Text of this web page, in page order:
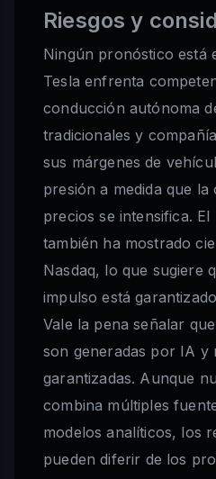
Riesgos y
Ningún pronóstico está
Tesla enfrenta
conducción autónoma
tradicionales y
sus márgenes de
presión a medida que la
precios se intensifica.
también ha mostrado
Nasdaq, lo que sugiere
impulso está
Vale la pena señalar
son generadas por IA y
garantizadas. Aunque
combina múltiples
modelos analíticos, los
pueden diferir de los